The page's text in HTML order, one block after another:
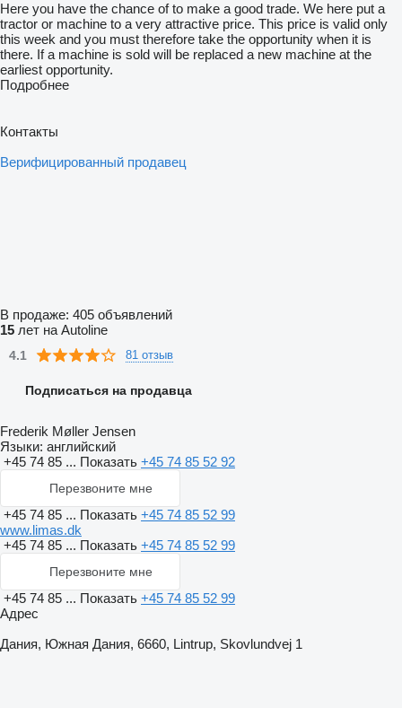
Here you have the chance of to make a good trade. We here put a
tractor or machine to a very attractive price. This price is valid only
this week and you must therefore take the opportunity when it is
there. If a machine is sold will be replaced a new machine at the
earliest opportunity.
Подробнее
Контакты
Верифицированный продавец
В продаже: 405 объявлений
15 лет на Autoline
4.1 81 отзыв
Подписаться на продавца
Frederik Møller Jensen
Языки: английский
+45 74 85 ... Показать +45 74 85 52 92
Перезвоните мне
+45 74 85 ... Показать +45 74 85 52 99
www.limas.dk
+45 74 85 ... Показать +45 74 85 52 99
Перезвоните мне
+45 74 85 ... Показать +45 74 85 52 99
Адрес
Дания, Южная Дания, 6660, Lintrup, Skovlundvej 1